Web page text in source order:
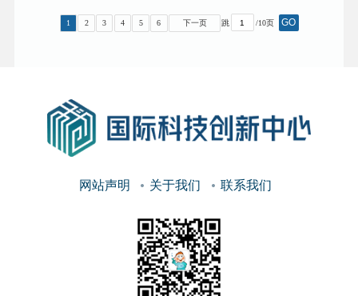
1 2 3 4 5 6 下一页 跳 /10页 GO
网站声明 关于我们 联系我们